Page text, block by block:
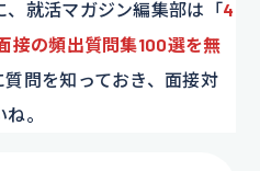
就活マガジン編集部は「4
接の頻出質問集100選を無
質問を知っておき、面接対
。